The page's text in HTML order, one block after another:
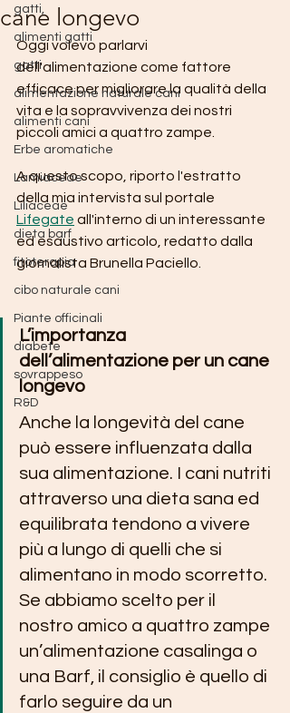
gatti,
alimenti gatti
gatti
alimentazione naturale cani
alimenti cani
Erbe aromatiche
Lamiaceae
Liliaceae
dieta barf
fitoterapia
cibo naturale cani
Piante officinali
diabete
sovrappeso
R&D
cane longevo
Oggi volevo parlarvi
dell'alimentazione come fattore
efficace per migliorare la qualità della
vita e la sopravvivenza dei nostri
piccoli amici a quattro zampe.
A questo scopo, riporto l'estratto
della mia intervista sul portale
Lifegate all'interno di un interessante
ed esaustivo articolo, redatto dalla
giornalista Brunella Paciello.
L’importanza
dell’alimentazione per un cane
longevo
Anche la longevità del cane
può essere influenzata dalla
sua alimentazione. I cani nutriti
attraverso una dieta sana ed
equilibrata tendono a vivere
più a lungo di quelli che si
alimentano in modo scorretto.
Se abbiamo scelto per il
nostro amico a quattro zampe
un’alimentazione casalinga o
una Barf, il consiglio è quello di
farlo seguire da un